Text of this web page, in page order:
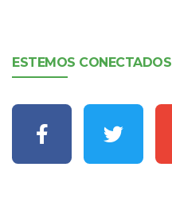
ESTEMOS CONECTADOS